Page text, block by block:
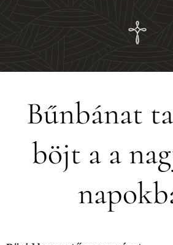
Bűnbánat
böjt a a